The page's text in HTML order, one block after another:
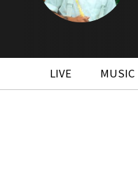
LIVE MUSIC